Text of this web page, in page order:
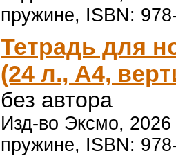
пружине, ISBN:
Тетрадь для
(24 л., А4,
без автора
Изд-во Эксмо, 2026
пружине, ISBN: